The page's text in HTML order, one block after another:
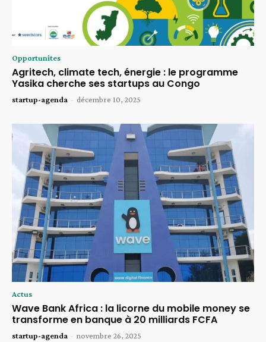
Opportunites
Agritech, climate tech, énergie : le programme
Yasika cherche ses startups au Congo
startup-agenda - décembre 10, 2025
Actus
Wave Bank Africa : la licorne du mobile money se
transforme en banque à 20 milliards FCFA
startup-agenda - novembre 26, 2025